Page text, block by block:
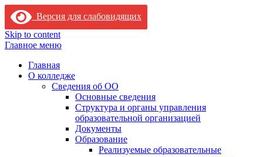
Версия для слабовидящих
Skip to content
Главное меню
Главная
О колледже
Сведения об ОО
Основные сведения
Структура и органы управления
образовательной организацией
Документы
Образование
Реализуемые образовательные